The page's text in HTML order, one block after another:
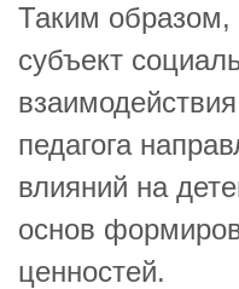
Таким образом,
субъект
педагога
влияний на
основ
ценностей.